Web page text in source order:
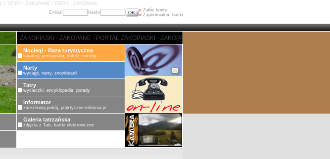
I TATRY - ZAKOPANE I TATRY - ZAKOPANE
E-mail
Hasło » Załóż konto
» Zapomniałem hasła
ZAKOPIASKI - ZAKOPANE - PORTAL ZAKOPIASKI - ZAKOPANE
Noclegi - Baza turystyczna
kwatery, pensjonaty, hotele, noclegi
Narty
wyciągi, narty, snowboard
Tatry
wycieczki, encyklopedia, porady
Informator
zarezerwuj pokój, praktyczne informacje
Galeria tatrzańska
zdjęcia z Tatr, kartki elektroniczne